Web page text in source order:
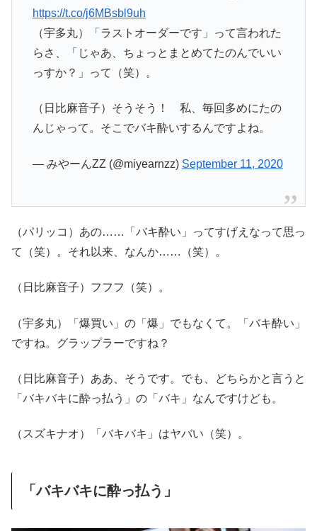
https://t.co/j6MBsbl9uh
（宇多丸）「ラストオーダーです」って言われた
らさ、「じゃあ、ちょっとまとめてたのんでいい
っすか？」って（笑）。
（日比麻音子）そうそう！ 私、毎回多めにたの
んじゃって。そこでバキ酔いするんですよね。
— みやーんZZ (@miyearnzz) September 11, 2020
（パリッコ）あの……「バキ酔い」ってすげえなって思っ
て（笑）。それ以来、なんか……（笑）。
（日比麻音子）フフフ（笑）。
（宇多丸）「爆買い」の「爆」でもなくて。「バキ酔い」
ですね。グラップラーですね？
（日比麻音子）ああ、そうです。でも、どちらかと言うと
「バキバキに酔っ払う」の「バキ」なんですけども。
（スズキナオ）「バキバキ」はヤバい（笑）。
「バキバキに酔っ払う」